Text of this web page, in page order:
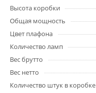
Высота коробки
Общая мощность
Цвет плафона
Количество ламп
Вес брутто
Вес нетто
Количество штук в коробке